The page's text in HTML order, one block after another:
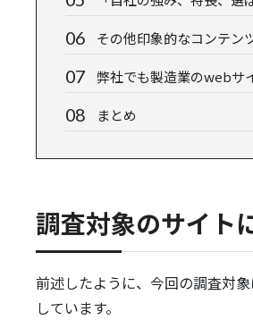
その他印象的なコンテン
弊社でも製造業のwebサ
まとめ
調査対象のサイト
前述したように、今回の調査対
しています。